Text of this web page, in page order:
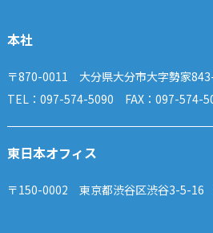
本社
〒870-0011 大分県大分市大字勢家
TEL：097-574-5090 FAX：097-574-
東日本オフィス
〒150-0002 東京都渋谷区渋谷3-5-16